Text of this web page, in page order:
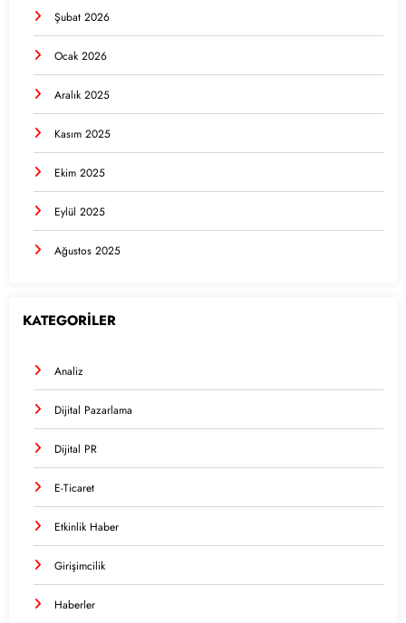
Şubat 2026
Ocak 2026
Aralık 2025
Kasım 2025
Ekim 2025
Eylül 2025
Ağustos 2025
KATEGORİLER
Analiz
Dijital Pazarlama
Dijital PR
E-Ticaret
Etkinlik Haber
Girişimcilik
Haberler